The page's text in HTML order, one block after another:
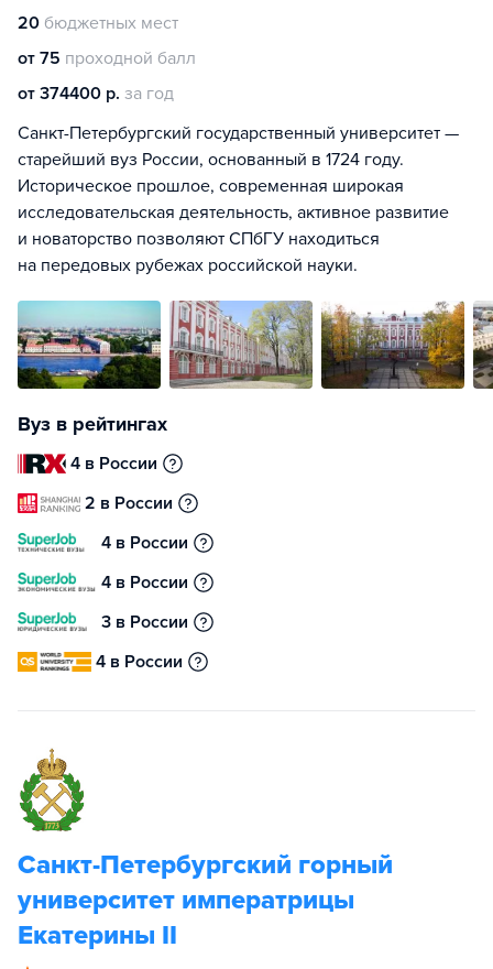
20 бюджетных мест
от 75 проходной балл
от 374400 р. за год
Санкт-Петербургский государственный университет —
старейший вуз России, основанный в 1724 году.
Историческое прошлое, современная широкая
исследовательская деятельность, активное развитие
и новаторство позволяют СПбГУ находиться
на передовых рубежах российской науки.
Вуз в рейтингах
4 в России
2 в России
4 в России
4 в России
3 в России
4 в России
Санкт-Петербургский горный
университет императрицы
Екатерины II